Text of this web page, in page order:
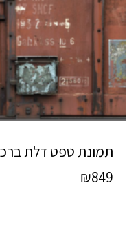
תמונת טפט דלת
₪849